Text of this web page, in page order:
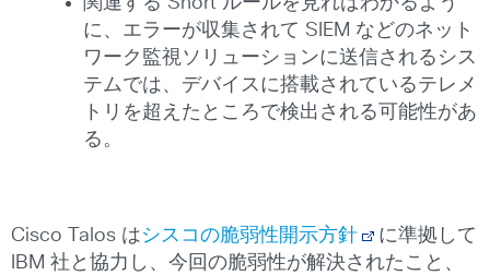
に、エラーが収集されて SIEM などのネット
ワーク監視ソリューションに送信されるシス
テムでは、デバイスに搭載されているテレメ
トリを超えたところで検出される可能性があ
る。
Cisco Talos はシスコの脆弱性開示方針
に準拠して
IBM 社と協力し、今回の脆弱性が解決されたこと、